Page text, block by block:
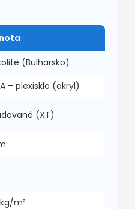
(Bulharsko)
– plexisklo (akryl)
(XT)
m²